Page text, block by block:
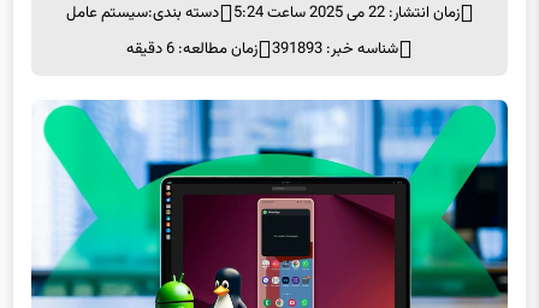
شناسه خبر: 391893
زمان مطالعه: 6 دقیقه